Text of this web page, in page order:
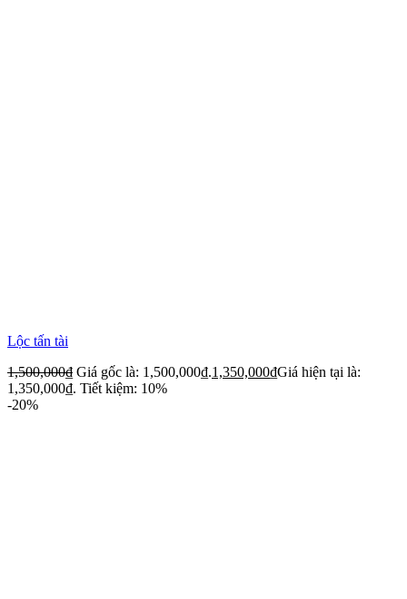
Lộc tấn tài
1,500,000₫ Giá gốc là: 1,500,000₫.1,350,000₫Giá hiện tại là:
1,350,000₫. Tiết kiệm: 10%
-20%